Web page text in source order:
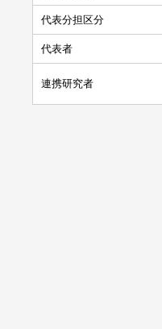
代表分担区分
代表者
連携研究者